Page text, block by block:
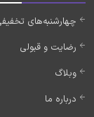
چهارشنبه‌های
رضایت و قبولی
وبلاگ
درباره ما